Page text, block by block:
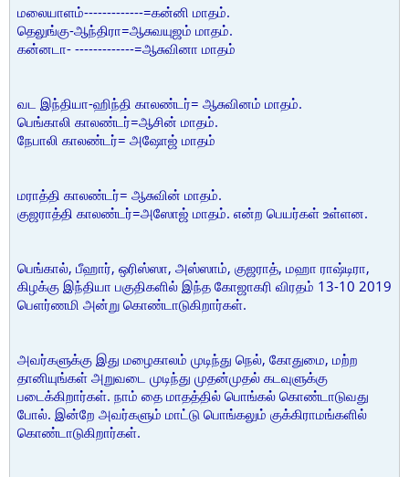
மலையாளம்-------------=கன்னி மாதம்.
தெலுங்கு-ஆந்திரா=ஆசுவயுஜம் மாதம்.
கன்னடா- -------------=ஆசுவினா மாதம்
வட இந்தியா-ஹிந்தி காலண்டர்= ஆசுவினம் மாதம்.
பெங்காலி காலண்டர்=ஆசின் மாதம்.
நேபாலி காலண்டர்= அஷோஜ் மாதம்
மராத்தி காலண்டர்= ஆசுவின் மாதம்.
குஜராத்தி காலண்டர்=அஸோஜ் மாதம். என்ற பெயர்கள் உள்ளன.
பெங்கால், பீஹார், ஒரிஸ்ஸா, அஸ்ஸாம், குஜராத், மஹா ராஷ்டிரா,
கிழக்கு இந்தியா பகுதிகளில் இந்த கோஜாகரி விரதம் 13-10 2019
பெளர்ணமி அன்று கொண்டாடுகிறார்கள்.
அவர்களுக்கு இது மழைகாலம் முடிந்து நெல், கோதுமை, மற்ற
தானியுங்கள் அறுவடை முடிந்து முதன்முதல் கடவுளுக்கு
படைக்கிறார்கள். நாம் தை மாதத்தில் பொங்கல் கொண்டாடுவது
போல். இன்றே அவர்களும் மாட்டு பொங்கலும் குக்கிராமங்களில்
கொண்டாடுகிறார்கள்.